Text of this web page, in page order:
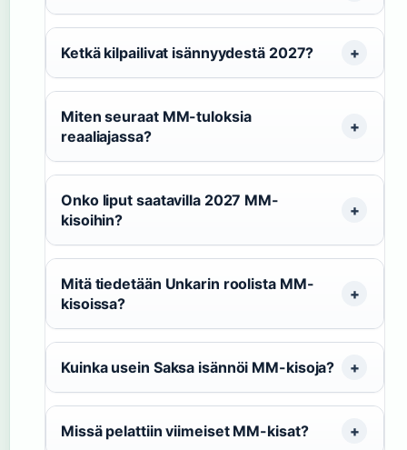
Ketkä kilpailivat isännyydestä 2027?
Miten seuraat MM-tuloksia
reaaliajassa?
Onko liput saatavilla 2027 MM-
kisoihin?
Mitä tiedetään Unkarin roolista MM-
kisoissa?
Kuinka usein Saksa isännöi MM-kisoja?
Missä pelattiin viimeiset MM-kisat?